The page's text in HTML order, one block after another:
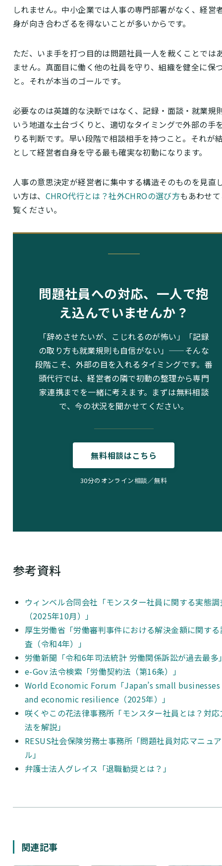
しれません。中小企業では人事の専門部署がなく、経営
身が向き合わざるを得ないことが多いからです。
ただ、いま手を打つ目的は問題社員一人を裁くことでは
ません。真面目に働く他の社員を守り、組織を健全に保
と。それが本当のゴールです。
必要なのは英雄的な決断ではなく、記録・面談・就業規
いう地道な土台づくりと、適切なタイミングで外部の手
りる判断です。早い段階で相談相手を持つこと。それが
として経営者自身を守る最も確実な初動になります。
人事の意思決定が経営者に集中する構造そのものを見直
い方は、 CHRO代行とは？社外CHROの選び方もあわせ
覧ください。
問題社員への対応、一人で抱
え込んでいませんか？
「辞めさせたいが、こじれるのが怖い」「記録
の取り方も就業規則も自信がない」——そんな
段階こそ、外部の目を入れるタイミングです。番
頭代行では、経営者の隣で初動の整理から専門
家連携までを一緒に考えます。まずは無料相談
で、今の状況を聞かせてください。
無料相談はこちら
30分のオンライン相談／無料
参考資料
ウィンベル合同会社「モンスター社員に関する実態調
（2025年10月）」
厚生労働省「労働審判事件における解決金額に関する
査（令和4年）」
労働新聞「令和6年司法統計 労働関係訴訟が過去最多
e-Gov 法令検索「労働契約法（第16条）」
World Economic Forum「Japan’s small businesses
and economic resilience（2025年）」
咲くやこの花法律事務所「モンスター社員とは？対応
法を解説」
RESUS社会保険労務士事務所「問題社員対応マニュア
ル」
弁護士法人グレイス「退職勧奨とは？」
関連記事